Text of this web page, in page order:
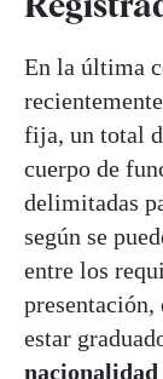
En la última
fija, un total
cuerpo de
delimitadas
según se
entre los
presentación,
estar
nacionalidad